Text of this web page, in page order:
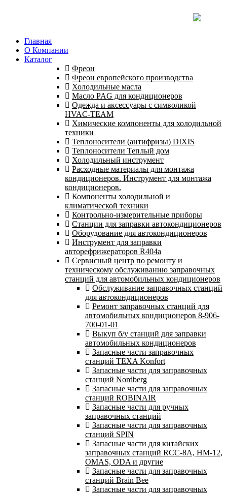
Главная
О Компании
Каталог
Фреон
Фреон европейского производства
Холодильные масла
Масло PAG для кондиционеров
Одежда и аксессуары с символикой
HVAC-TEAM
Химические компоненты для холодильной
техники
Теплоносители (антифризы) DIXIS
Теплоносители Теплый дом
Холодильный инструмент
Расходные материалы для монтажа
кондиционеров. Инструмент для монтажа
кондиционеров.
Компоненты холодильной и
климатической техники
Контрольно-измерительные приборы
Станции для заправки автокондиционеров
Оборудование для автокондиционеров
Инструмент для заправки
авторефрижераторов R404a
Сервисный центр по ремонту и
техническому обслуживанию заправочных
станций для автомобильных кондиционеров
Обслуживание заправочных станций
для автокондиционеров
Ремонт заправочных станций для
автомобильных кондиционеров 8-906-
700-01-01
Выкуп б/у станций для заправки
автомобильных кондиционеров
Запасные части заправочных
станций TEXA Konfort
Запасные части для заправочных
станций Nordberg
Запасные части для заправочных
станций ROBINAIR
Запасные части для ручных
заправочных станций
Запасные части для заправочных
станций SPIN
Запасные части для китайских
заправочных станций RCC-8A, HM-12,
OMAS, ODA и другие
Запасные части для заправочных
станций Brain Bee
Запасные части для заправочных